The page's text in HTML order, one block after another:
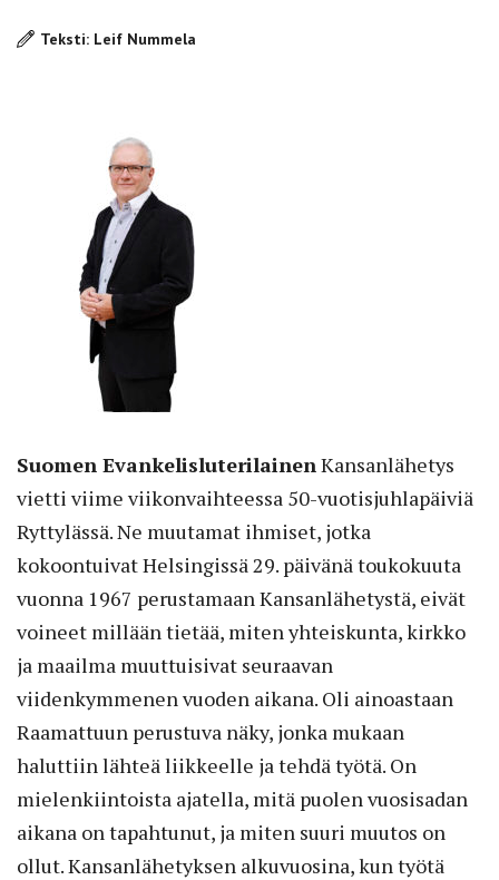
Teksti: Leif Nummela
Suomen EvankelisluterilainenKansanlähetys
vietti viime viikonvaihteessa 50-vuotisjuhlapäiviä
Ryttylässä. Ne muutamat ihmiset, jotka
kokoontuivat Helsingissä 29. päivänä toukokuuta
vuonna 1967 perustamaan Kansanlähetystä, eivät
voineet millään tietää, miten yhteiskunta, kirkko
ja maailma muuttuisivat seuraavan
viidenkymmenen vuoden aikana. Oli ainoastaan
Raamattuun perustuva näky, jonka mukaan
haluttiin lähteä liikkeelle ja tehdä työtä. On
mielenkiintoista ajatella, mitä puolen vuosisadan
aikana on tapahtunut, ja miten suuri muutos on
ollut. Kansanlähetyksen alkuvuosina, kun työtä